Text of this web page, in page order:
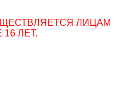
ЛИЦАМ
ЛЕТ.